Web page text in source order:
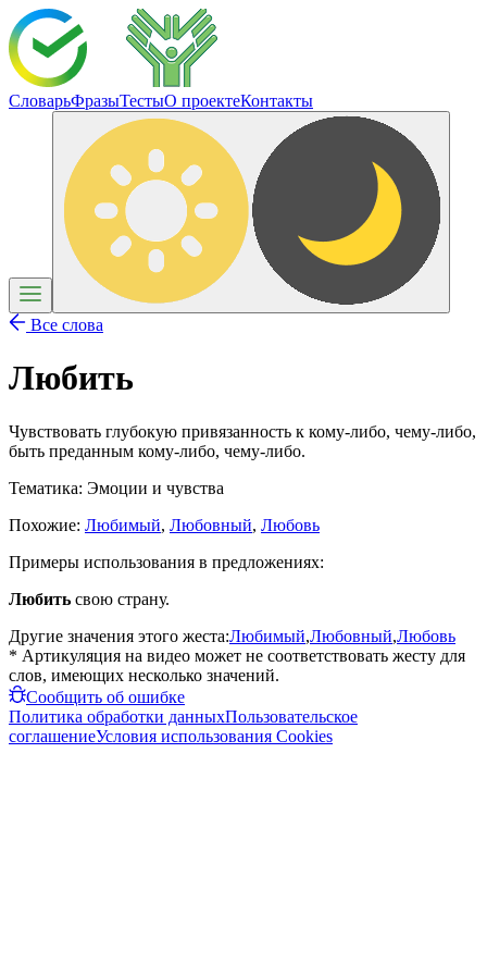
СловарьФразыТестыО проектеКонтакты
Все слова
Любить
Чувствовать глубокую привязанность к кому-либо, чему-либо,
быть преданным кому-либо, чему-либо.
Тематика: Эмоции и чувства
Похожие: Любимый, Любовный, Любовь
Примеры использования в предложениях:
Любить свою страну.
Другие значения этого жеста:Любимый,Любовный,Любовь
* Артикуляция на видео может не соответствовать жесту для
слов, имеющих несколько значений.
Сообщить об ошибке
Политика обработки данныхПользовательское
соглашениеУсловия использования Cookies